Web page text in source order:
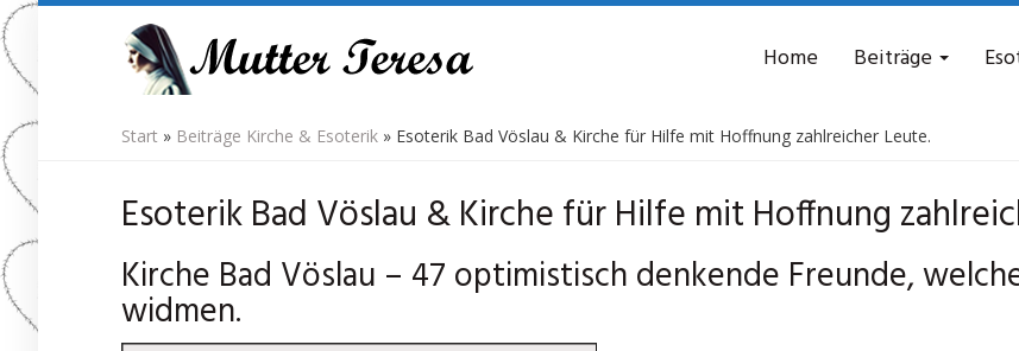
Skip
to
main
content
Home Beiträge
Start » Beiträge Kirche & Esoterik » Esoterik Bad Vöslau & Kirche für Hilfe mit Hoffnung zahlreicher Leute.
Esoterik Bad Vöslau & Kirche für Hilfe mit Hoffnung
Kirche Bad Vöslau – 47 optimistisch denkende Freunde,
widmen.